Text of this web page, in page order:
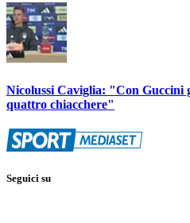
Nicolussi Caviglia: "Con Guccini
quattro chiacchere"
Seguici su